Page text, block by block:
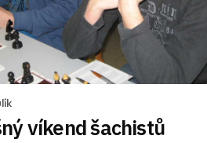
víkend šachistů